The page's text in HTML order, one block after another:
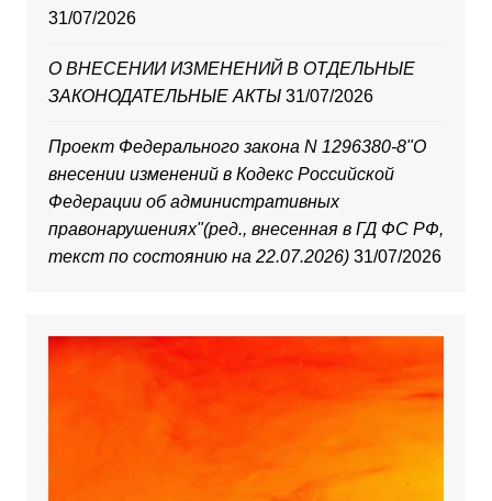
31/07/2026
О ВНЕСЕНИИ ИЗМЕНЕНИЙ В ОТДЕЛЬНЫЕ
ЗАКОНОДАТЕЛЬНЫЕ АКТЫ 31/07/2026
Проект Федерального закона N 1296380-8"О
внесении изменений в Кодекс Российской
Федерации об административных
правонарушениях"(ред., внесенная в ГД ФС РФ,
текст по состоянию на 22.07.2026) 31/07/2026